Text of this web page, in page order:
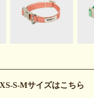
XS-S-Mサイズはこちら